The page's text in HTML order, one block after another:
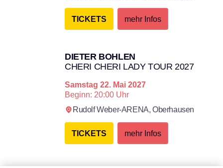
TICKETS mehr Infos
DIETER BOHLEN
CHERI CHERI LADY TOUR 2027
Samstag 22. Mai 2027
Beginn: 20:00 Uhr
Rudolf Weber-ARENA,Oberhausen
TICKETS mehr Infos